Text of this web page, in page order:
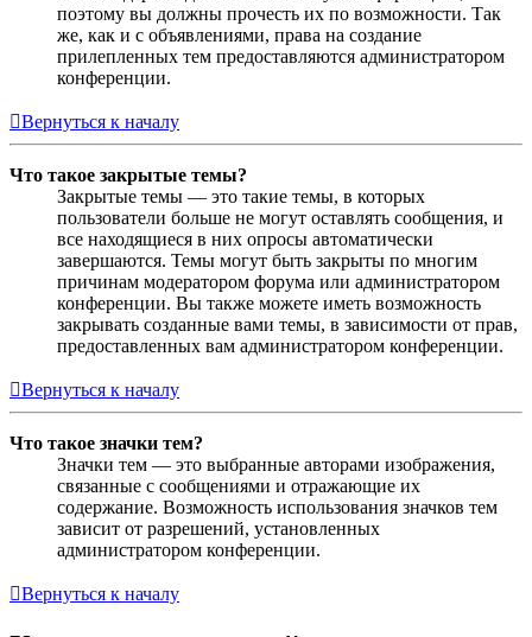
поэтому вы должны прочесть их по возможности. Так
же, как и с объявлениями, права на создание
прилепленных тем предоставляются администратором
конференции.
Вернуться к началу
Что такое закрытые темы?
Закрытые темы — это такие темы, в которых
пользователи больше не могут оставлять сообщения, и
все находящиеся в них опросы автоматически
завершаются. Темы могут быть закрыты по многим
причинам модератором форума или администратором
конференции. Вы также можете иметь возможность
закрывать созданные вами темы, в зависимости от прав,
предоставленных вам администратором конференции.
Вернуться к началу
Что такое значки тем?
Значки тем — это выбранные авторами изображения,
связанные с сообщениями и отражающие их
содержание. Возможность использования значков тем
зависит от разрешений, установленных
администратором конференции.
Вернуться к началу